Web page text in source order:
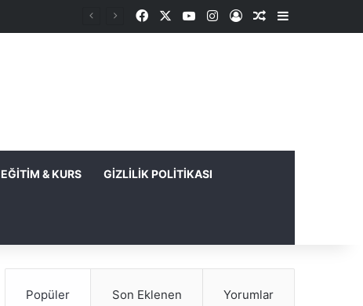
FacebookYouTubeInstagram
Kayıt OlRastgele Makale
Kenar
EĞITIM & KURS GIZLILIK POLITIKASI
Popüler Son Eklenen Yorumlar